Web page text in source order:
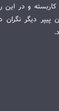
و در این
پیپر دیگر